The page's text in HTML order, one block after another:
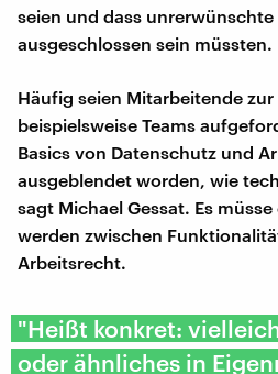
seien und dass
ausgeschlossen sein müssten.
Häufig seien Mitarbeitende
beispielsweise Teams
Basics von Datenschutz und
ausgeblendet worden, wie
sagt Michael Gessat. Es
werden zwischen
Arbeitsrecht.
"Heißt konkret:
oder ähnliches in